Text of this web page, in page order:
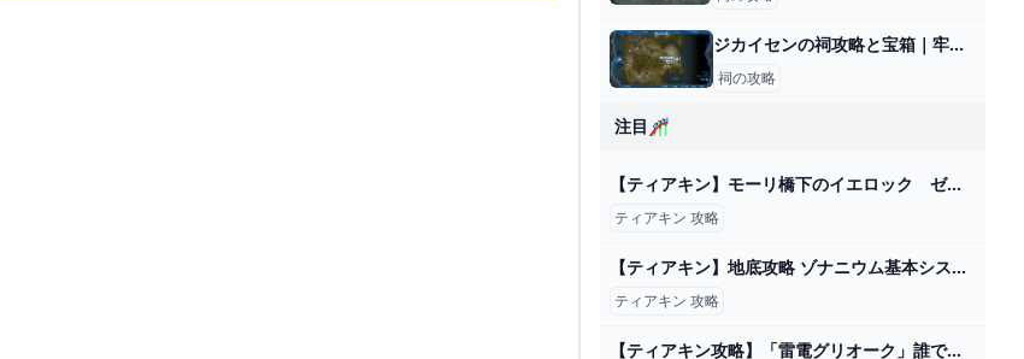
ジカイセンの祠攻略と宝箱｜牢獄の抜け道
祠の攻略
注目🎢
【ティアキン】モーリ橋下のイエロック ゼルダの伝説ティアーズ オブザキングダム2周目 #ゼルダの伝説 #ティアキン #zelda - YouTube
ティアキン 攻略
【ティアキン】地底攻略 ゾナニウム基本システムがわかれば探索が楽しい 裏技【ゼルダの伝説 ティアーズ オブ ザ キングダム】 - YouTube
ティアキン 攻略
【ティアキン攻略】「雷電グリオーク」誰でも簡単に倒せる討伐方法紹介します【ティアーズオブザキングダム】 - YouTube